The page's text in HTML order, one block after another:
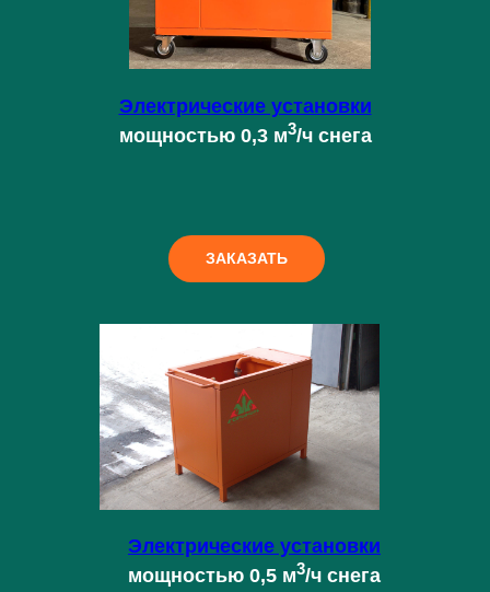
Электрические установки
мощностью 0,3 м3/ч снега
Электрические установки
мощностью 0,5 м3/ч снега
ЗАКАЗАТЬ